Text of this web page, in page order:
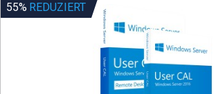
55% REDUZIERT